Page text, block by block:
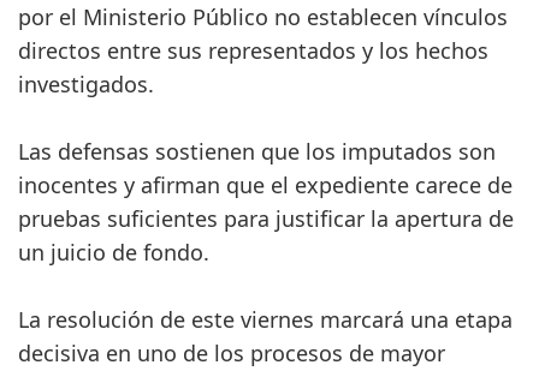
por el Ministerio Público no establecen vínculos
directos entre sus representados y los hechos
investigados.
Las defensas sostienen que los imputados son
inocentes y afirman que el expediente carece de
pruebas suficientes para justificar la apertura de
un juicio de fondo.
La resolución de este viernes marcará una etapa
decisiva en uno de los procesos de mayor